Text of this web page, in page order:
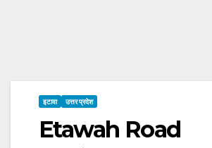
इटावा उत्तर प्रदेश
Etawah Road